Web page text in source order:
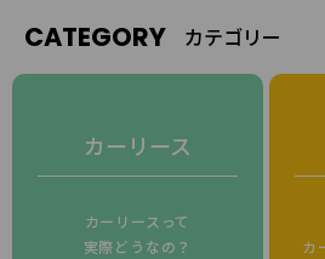
CATEGORY カテゴリー
カーリース
カーリースって
実際どうなの？
カ